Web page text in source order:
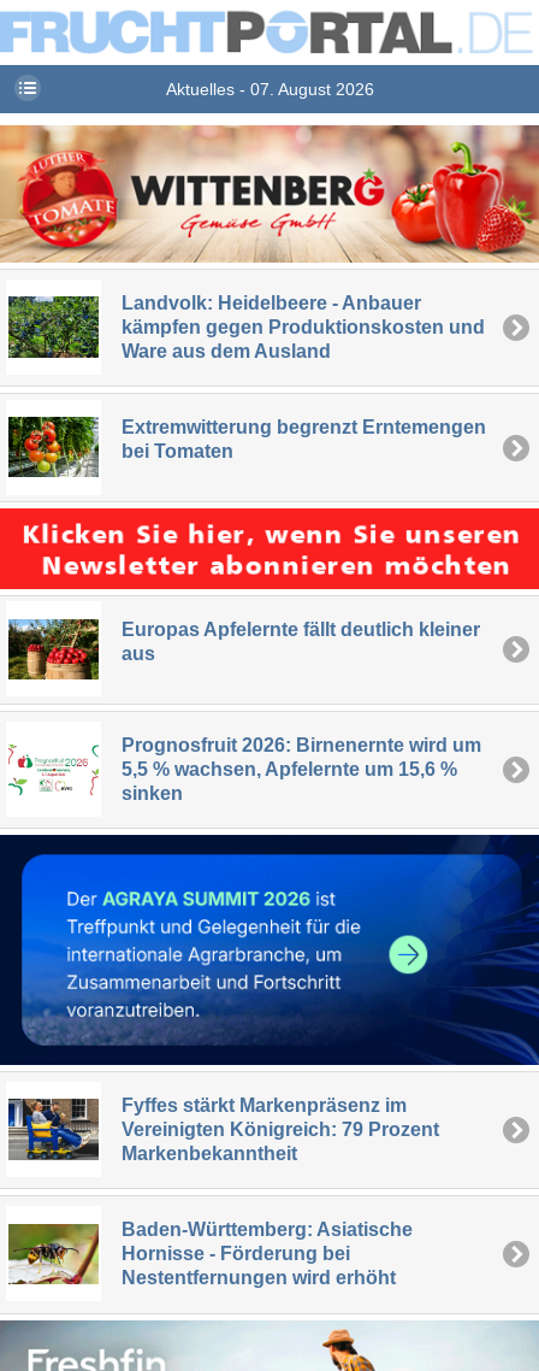
Aktuelles - 07. August 2026
Landvolk: Heidelbeere - Anbauer
kämpfen gegen Produktionskosten und
Ware aus dem Ausland
Extremwitterung begrenzt Erntemengen
bei Tomaten
Europas Apfelernte fällt deutlich kleiner
aus
Prognosfruit 2026: Birnenernte wird um
5,5 % wachsen, Apfelernte um 15,6 %
sinken
Fyffes stärkt Markenpräsenz im
Vereinigten Königreich: 79 Prozent
Markenbekanntheit
Baden-Württemberg: Asiatische
Hornisse - Förderung bei
Nestentfernungen wird erhöht